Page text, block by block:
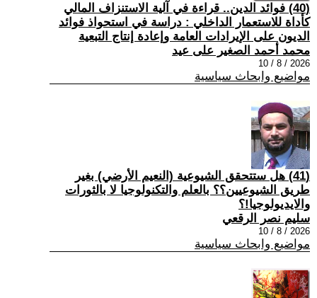
(40) فوائد الدين.. قراءة في آلية الاستنزاف المالي
كأداة للاستعمار الداخلي : دراسة في استحواذ فوائد
الديون على الإيرادات العامة وإعادة إنتاج التبعية
محمد أحمد الصغير على عيد
2026 / 8 / 10
مواضيع وابحاث سياسية
(41) هل ستتحقق الشيوعية (النعيم الأرضي) بغير
طريق الشيوعيين؟؟ بالعلم والتكنولوجيا لا بالثورات
والايديولوجيا!؟
سليم نصر الرقعي
2026 / 8 / 10
مواضيع وابحاث سياسية